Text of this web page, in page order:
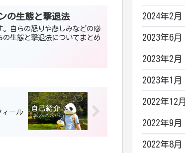
の生態と撃退法
自らの怒りや悲しみなどの感
生態と撃退法についてまとめ
ィール
2024年2月
2023年6月
2023年2月
2023年1月
2022年12月
2022年9月
2022年8月